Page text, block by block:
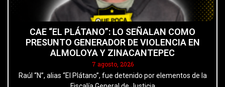
CAE “EL PLÁTANO”: LO SEÑALAN COMO
PRESUNTO GENERADOR DE VIOLENCIA EN
ALMOLOYA Y ZINACANTEPEC
7 agosto, 2026
Raúl “N”, alias “El Plátano”, fue detenido por elementos de la